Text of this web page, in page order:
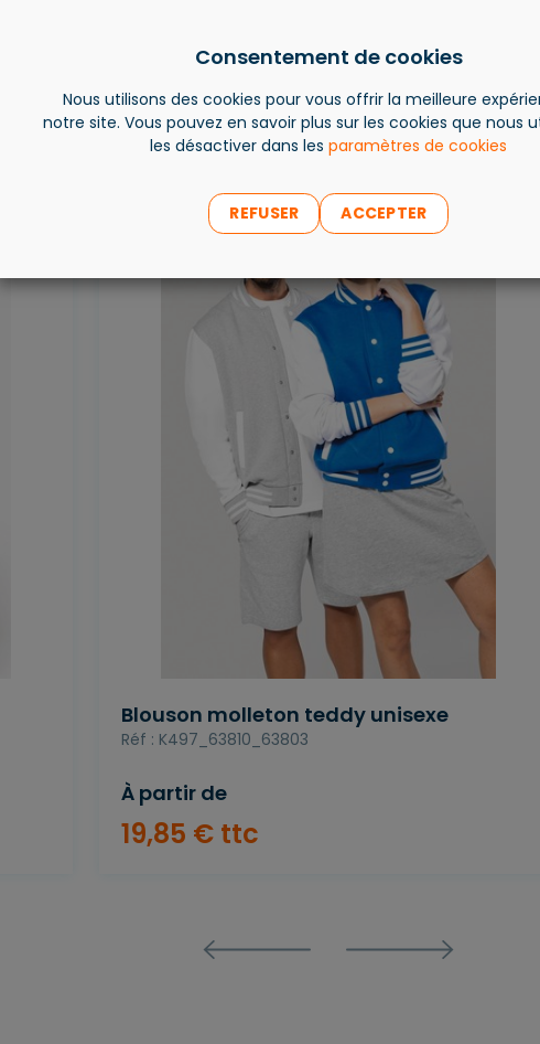
Les produits les plus vendus
Blouson molleton teddy unisexe
Réf : K497_63810_63803
À partir de
19,85 € ttc
Consentement de cookies
Nous utilisons des cookies pour vous offrir la meilleure
notre site. Vous pouvez en savoir plus sur les cookies que nous
les désactiver dans les paramètres de cookies
REFUSER ACCEPTER